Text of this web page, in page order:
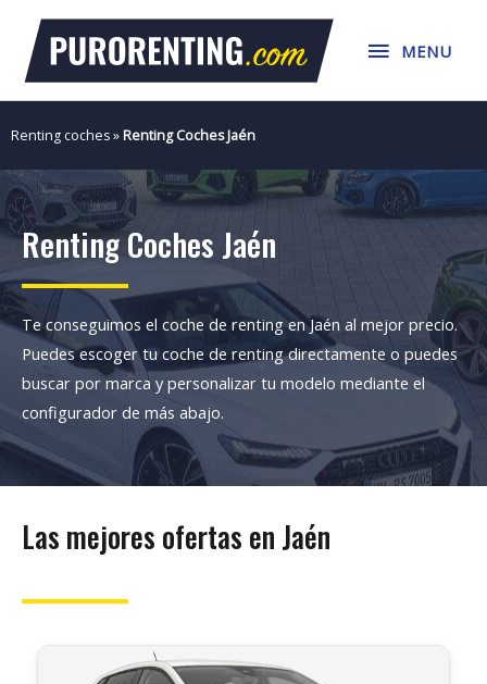
contenido
MENU
MENU
Renting coches»Renting Coches Jaén
Renting Coches Jaén
Te conseguimos el coche de renting en Jaén al mejor precio.
Puedes escoger tu coche de renting directamente o puedes
buscar por marca y personalizar tu modelo mediante el
configurador de más abajo.
Las mejores ofertas en Jaén